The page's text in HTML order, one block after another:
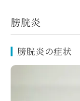
膀胱炎
膀胱炎の症状